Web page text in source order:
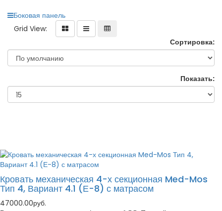
Боковая панель
Grid View:
Сортировка:
Показать:
Кровать механическая 4-х секционная Med-Mos
Тип 4, Вариант 4.1 (Е-8) с матрасом
47000.00руб.